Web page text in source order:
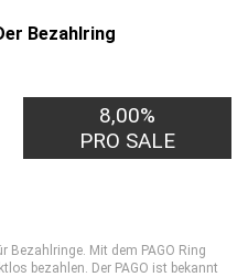
Bezahlring
8,00%
PRO SALE
Bezahlringe. Mit dem PAGO Ring
bezahlen. Der PAGO ist bekannt